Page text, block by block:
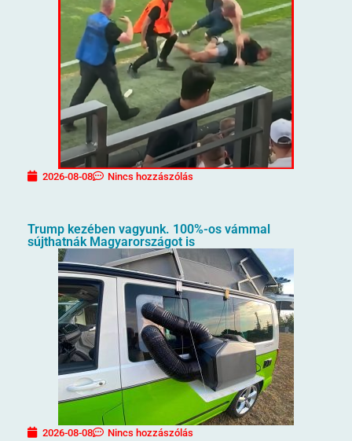
2026-08-08 Nincs hozzászólás
Trump kezében vagyunk. 100%-os vámmal
sújthatnák Magyarországot is
2026-08-08 Nincs hozzászólás